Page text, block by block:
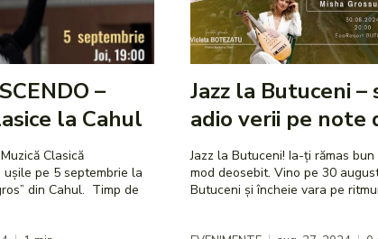
–
la Cahul
Clasică
ușile pe 5 septembrie la
Cahul. Timp de
Jazz la Butuceni –
adio verii pe note
Jazz la Butuceni! Ia-ți rămas
mod deosebit. Vino pe 30
Butuceni și încheie vara pe